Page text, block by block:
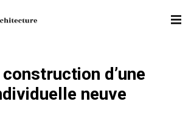
d’une
neuve